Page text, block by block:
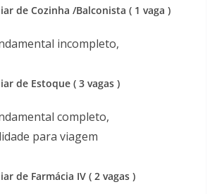
de Cozinha /Balconista ( 1 vaga )
incompleto,
de Estoque ( 3 vagas )
completo,
para viagem
de Farmácia IV ( 2 vagas )